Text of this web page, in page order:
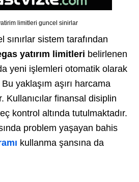
limitleri guncel sinirlar
sınırlar sistem tarafından
yatırım limitleri belirlenen
yeni işlemleri otomatik olarak
Bu yaklaşım aşırı harcama
Kullanıcılar finansal disiplin
kontrol altında tutulmaktadır.
problem yaşayan bahis
kullanma şansına da